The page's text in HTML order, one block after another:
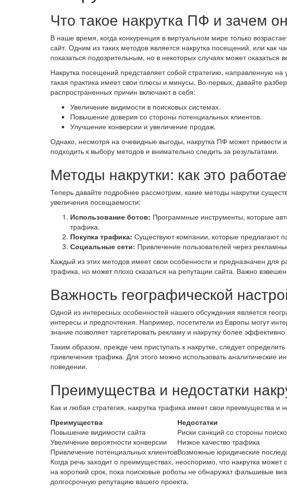
Что такое накрутка ПФ и зачем
В наше время, когда конкуренция в виртуальном мире только
сайт. Одним из таких методов является накрутка посещений, или как
показаться подозрительным, но в некоторых случаях может
Накрутка посещений представляет собой стратегию, направленную
такая практика имеет свои плюсы и минусы. Во-первых, давайте
распространенных причин включают в себя:
Увеличение видимости в поисковых системах.
Повышение доверия со стороны потенциальных клиентов.
Улучшение конверсии и увеличение продаж.
Однако, несмотря на очевидные выгоды, накрутка ПФ может привести
подходить к выбору методов и внимательно следить за результатами.
Методы накрутки: как это
Теперь давайте подробнее рассмотрим, какие методы накрутки
увеличения посещаемости:
Использование ботов: Программные инструменты, которые
трафика.
Покупка трафика: Существуют компании, которые предлагают
Социальные сети: Привлечение пользователей через
Каждый из этих методов имеет свои особенности и предназначен
трафика, но может плохо сказаться на репутации сайта. Важно
Важность географической
Одной из интересных особенностей нашего обсуждения является
интересы и предпочтения. Например, посетители из Европы могут
знание позволяет таргетировать рекламу и накрутку более эффективно.
Таким образом, прежде чем приступать к накрутке, следует
привлечения трафика. Для этого можно использовать аналитические
поведении.
Преимущества и недостатки
Как и любая стратегия, накрутка трафика имеет свои преимущества и
Преимущества
Недостатки
Повышение видимости сайта
Риски санкций со стороны
Увеличение вероятности конверсии
Низкое качество трафика
Привлечение потенциальных клиентовВозможные юридические
Когда речь заходит о преимуществах, неоспоримо, что накрутка
на короткий срок, пока поисковые роботы не обнаружат фальшивые
долгосрочную репутацию вашего проекта.